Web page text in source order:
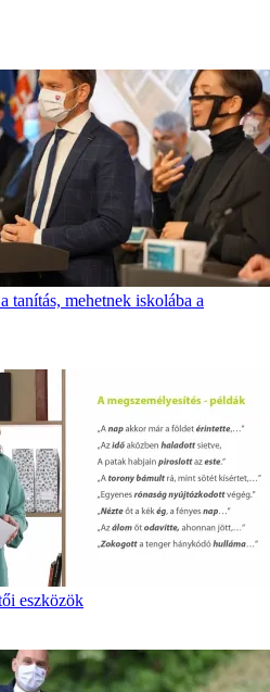
tanítás, mehetnek iskolába a
eszközök